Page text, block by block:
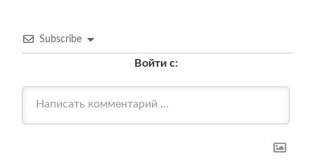
Subscribe
Войти с: